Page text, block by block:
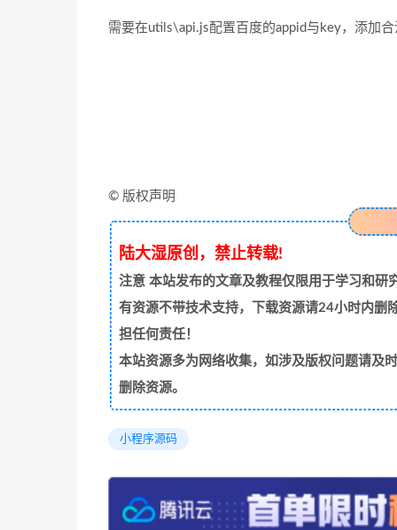
需要在utils\api.js配置百度的appid与key，添加
© 版权声明
陆大湿原创，禁止转载!
注意本站发布的文章及教程仅限用于学习和研
有资源不带技术支持，下载资源请24小时内删
担任何责任！
本站资源多为网络收集，如涉及版权问题请及
删除资源。
小程序源码